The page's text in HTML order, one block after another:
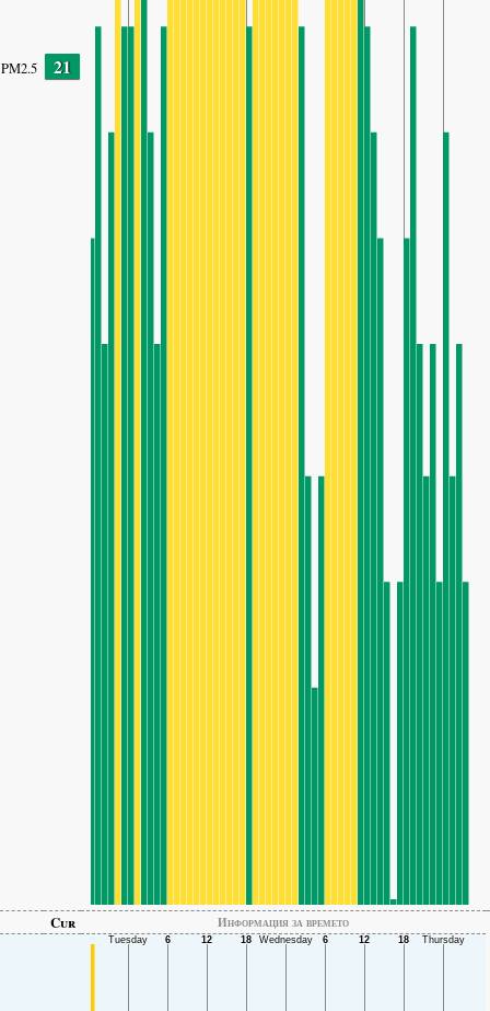
PM2.5 21
Cur Информация за времето